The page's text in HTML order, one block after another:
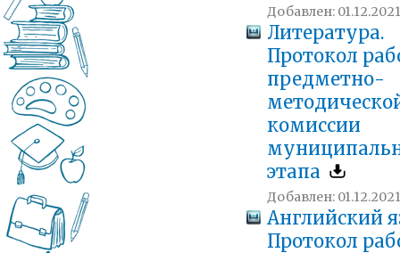
Добавлен:
Литература.
Протокол
предметно-
комиссии
этапа
Добавлен:
Английский
Протокол